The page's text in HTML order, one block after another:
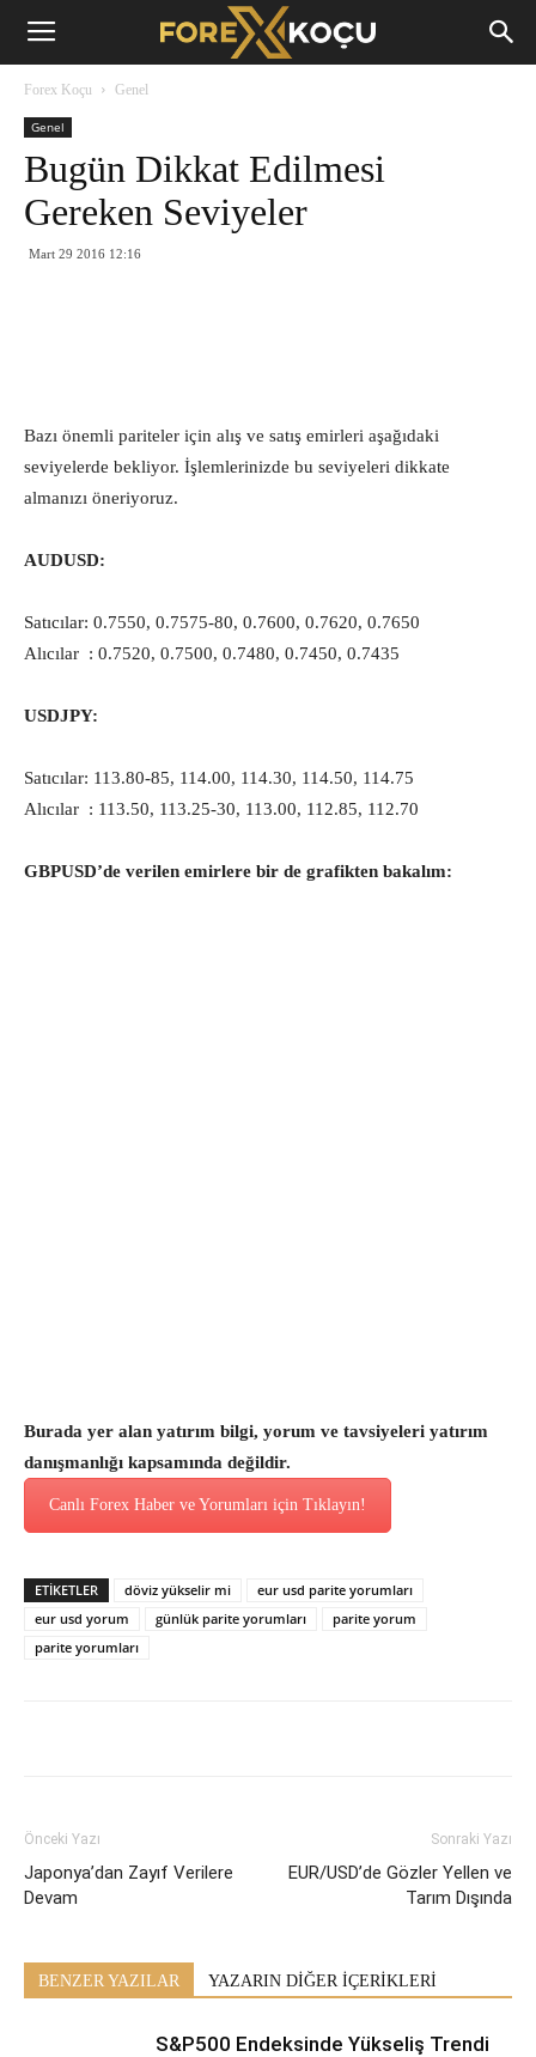
Forex
Forex Koçu Genel
Genel
Bugün Dikkat Edilmesi
Gereken Seviyeler
Mart 29 2016 12:16
Bazı önemli pariteler için alış ve satış emirleri aşağıdaki
seviyelerde bekliyor. İşlemlerinizde bu seviyeleri dikkate
almanızı öneriyoruz.
AUDUSD:
Satıcılar: 0.7550, 0.7575-80, 0.7600, 0.7620, 0.7650
Alıcılar : 0.7520, 0.7500, 0.7480, 0.7450, 0.7435
USDJPY:
Satıcılar: 113.80-85, 114.00, 114.30, 114.50, 114.75
Alıcılar : 113.50, 113.25-30, 113.00, 112.85, 112.70
GBPUSD’de verilen emirlere bir de grafikten bakalım:
Burada yer alan yatırım bilgi, yorum ve tavsiyeleri yatırım
danışmanlığı kapsamında değildir.
Canlı Forex Haber ve Yorumları için Tıklayın!
ETİKETLER döviz yükselir mi
eur usd parite yorumları
eur usd yorum
günlük parite yorumları
parite yorum
parite yorumları
Önceki Yazı
Japonya’dan Zayıf Verilere
Devam
Sonraki Yazı
EUR/USD’de Gözler Yellen ve
Tarım Dışında
BENZER YAZILAR YAZARIN DİĞER İÇERİKLERİ
S&P500 Endeksinde Yükseliş Trendi